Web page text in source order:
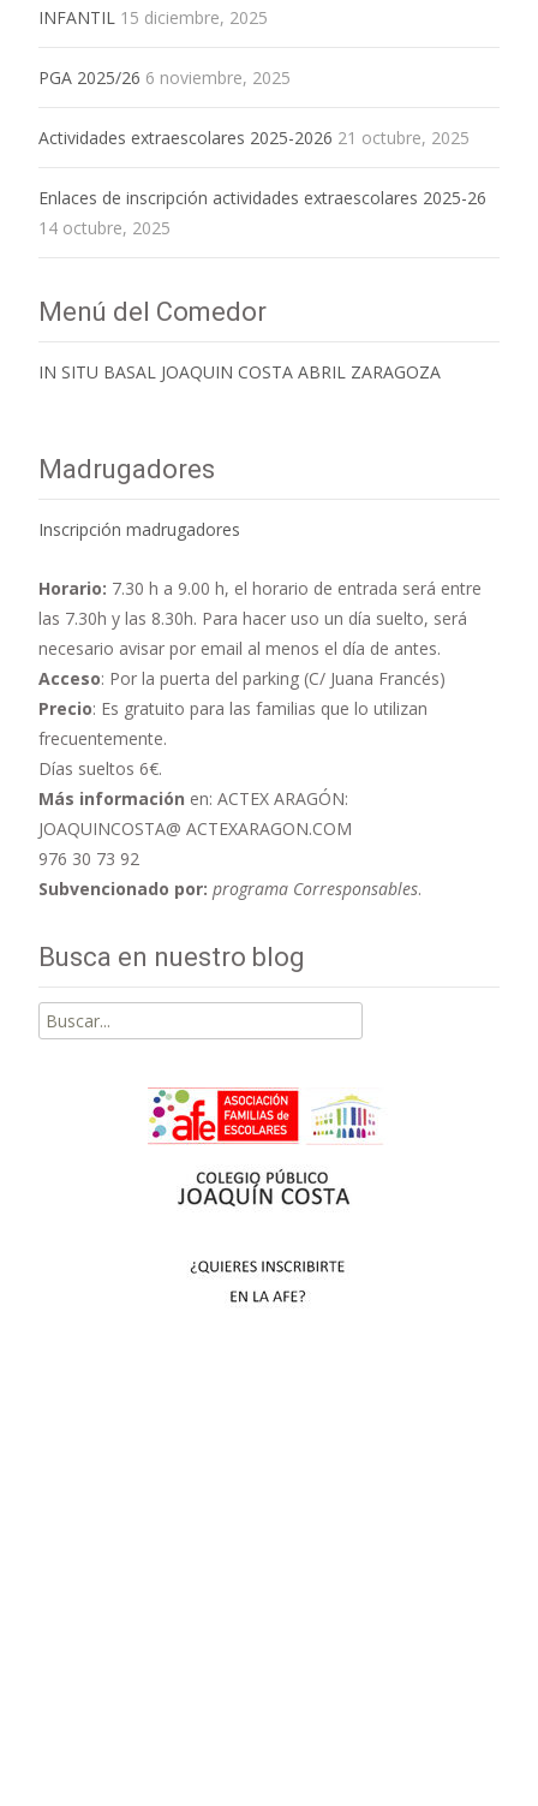
INFANTIL 15 diciembre, 2025
PGA 2025/26 6 noviembre, 2025
Actividades extraescolares 2025-2026 21 octubre, 2025
Enlaces de inscripción actividades extraescolares 2025-26
14 octubre, 2025
Menú del Comedor
IN SITU BASAL JOAQUIN COSTA ABRIL ZARAGOZA
Madrugadores
Inscripción madrugadores
Horario: 7.30 h a 9.00 h, el horario de entrada será entre
las 7.30h y las 8.30h. Para hacer uso un día suelto, será
necesario avisar por email al menos el día de antes.
Acceso: Por la puerta del parking (C/ Juana Francés)
Precio: Es gratuito para las familias que lo utilizan
frecuentemente.
Días sueltos 6€.
Más información en: ACTEX ARAGÓN:
JOAQUINCOSTA@ ACTEXARAGON.COM
976 30 73 92
Subvencionado por: programa Corresponsables.
Busca en nuestro blog
Buscar
por: